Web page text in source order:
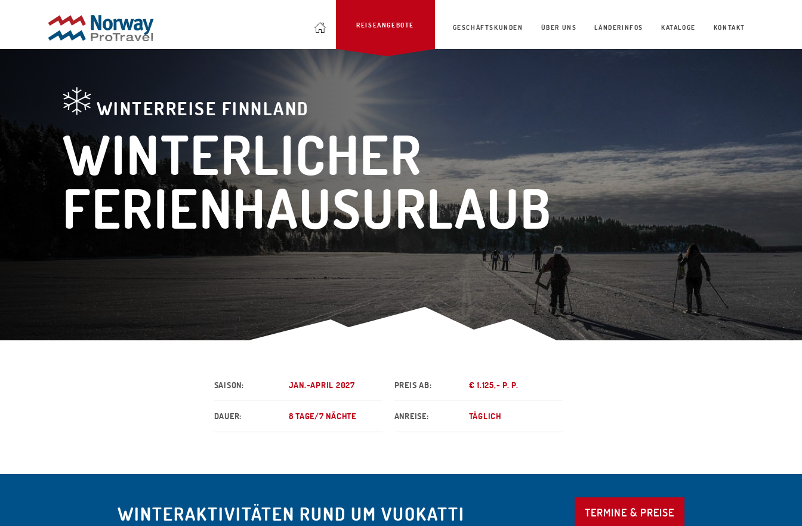
REISEANGEBOTE GESCHÄFTSKUNDEN ÜBER UNS LÄNDERINFOS KATALOGE KONTAKT
WINTERREISE FINNLAND
WINTERLICHER
FERIENHAUSURLAUB
SAISON: JAN.-APRIL 2027 PREIS AB: € 1.125,- P. P.
DAUER: 8 TAGE/7 NÄCHTE ANREISE: TÄGLICH
WINTERAKTIVITÄTEN RUND UM VUOKATTI TERMINE & PREISE